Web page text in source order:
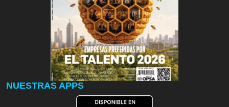
NUESTRAS APPS